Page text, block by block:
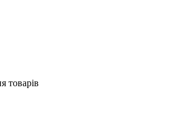
товарів